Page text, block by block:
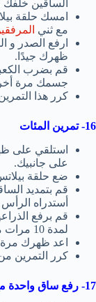
الساقين
امسك حلقة
مع ثني
ارفع الصدر و
ظهرك جيدًا.
جسمك مرة
كرر هذا التمرين من 3
16- تمرين المئات
استلقي على
على جانبيك.
ضع حلقة
أستدراه
قم برفع
لمدة 10 مرات من التنفس ).
اعد ظهرك
كرر التمرين من 4 إلى 6
17- رفع ساق واحدة مع ذراع واحد